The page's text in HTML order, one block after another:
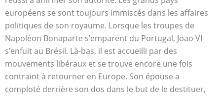
européens se sont toujours immiscés dans les affaires
politiques de son royaume. Lorsque les troupes de
Napoléon Bonaparte s’emparent du Portugal, Joao VI
s’enfuit au Brésil. Là-bas, il est accueilli par des
mouvements libéraux et se trouve encore une fois
contraint à retourner en Europe. Son épouse a
comploté derrière son dos dans le but de le destituer,